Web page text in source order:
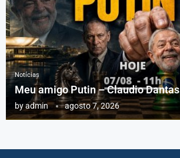
Notícias
Meu amigo Putin – Claudio Dantas
byadmin agosto 7, 2026